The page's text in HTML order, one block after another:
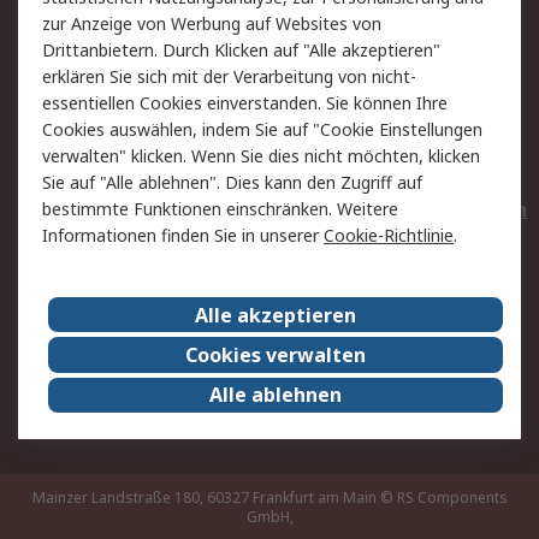
Hilfe
Privatkunden
Rechtliches
AGB
Datenschutz
Cookie-Richtlinie
Zahlungsbedingungen
Copyright/Impressum
Entsorgung
Elektrogeräte/Batterien
RS weltweit
Karriere bei RS
Nachhaltigkeit
Qualität/Umwelt/ZertifikatePresse-Center
Event-Center
Mainzer Landstraße 180, 60327 Frankfurt am Main © RS Components
GmbH,
zur Anzeige von Werbung auf Websites von
Drittanbietern. Durch Klicken auf "Alle akzeptieren"
erklären Sie sich mit der Verarbeitung von nicht-
essentiellen Cookies einverstanden. Sie können Ihre
Cookies auswählen, indem Sie auf "Cookie Einstellungen
verwalten" klicken. Wenn Sie dies nicht möchten, klicken
Sie auf "Alle ablehnen". Dies kann den Zugriff auf
bestimmte Funktionen einschränken. Weitere
Informationen finden Sie in unsererCookie-Richtlinie.
Alle akzeptieren
Cookies verwalten
Alle ablehnen